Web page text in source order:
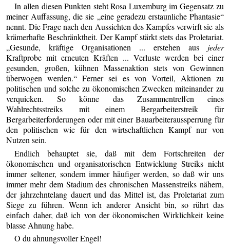
In allen diesen Punkten steht Rosa Luxemburg im Gegensatz zu
meiner Auffassung, die sie „eine geradezu erstaunliche Phantasie“
nennt. Die Frage nach den Aussichten des Kampfes verwirft sie als
krämerhafte Beschränktheit. Der Kampf stärkt stets das Proletariat.
„Gesunde, kräftige Organisationen ... erstehen aus jeder
Kraftprobe mit erneuten Kräften ... Verluste werden bei einer
gesunden, großen, kühnen Massenaktion stets von Gewinnen
überwogen werden.“ Ferner sei es von Vorteil, Aktionen zu
politischen und solche zu ökonomischen Zwecken miteinander zu
verquicken. So könne das Zusammentreffen eines
Wahlrechtsstreiks mit einem Bergarbeiterstreik für
Bergarbeiterforderungen oder mit einer Bauarbeiteraussperrung für
den politischen wie für den wirtschaftlichen Kampf nur von
Nutzen sein.
Endlich behauptet sie, daß mit dem Fortschreiten der
ökonomischen und organisatorischen Entwicklung Streiks nicht
immer seltener, sondern immer häufiger werden, so daß wir uns
immer mehr dem Stadium des chronischen Massenstreiks nähern,
der jahrzehntelang dauert und das Mittel ist, das Proletariat zum
Siege zu führen. Wenn ich anderer Ansicht bin, so rührt das
einfach daher, daß ich von der ökonomischen Wirklichkeit keine
blasse Ahnung habe.
O du ahnungsvoller Engel!